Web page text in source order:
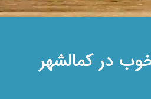
در کمالشهر